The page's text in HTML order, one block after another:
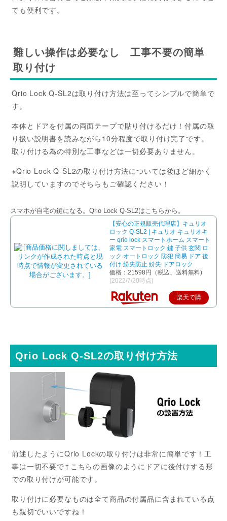
ても便利です。
難しい操作は必要なし 工事不要の簡単
取り付け
Qrio Lock Q-SL2は取り付け方法は至ってシンプルで簡単で
す。
本体とドアを付属の両面テープで貼り付けるだけ！付属の取
り扱い説明書を読みながら10分程度で取り付け完了です。
取り付ける為の特別な工事などは一切必要ありません。
※Qrio Lock Q-SL2の取り付け方法については後ほど細かく
説明していますのでそちらもご確認ください！
スマホが自宅の鍵になる。Qrio Lock Q-SL2はこちらから。
【安心の正規販売代理店】キュリオ
ロック Q-SL2 | キュリオ キュリオキ
ー qrio lock スマートホーム スマート
家電 スマートロック 鍵 子供 玄関 ロ
ック オートロック 防犯 簡易 ドア 後
付け 紛失防止 紛失 ドアロック
価格：21598円（税込、送料無料)
(2022/7/20時点)
楽天で購
Qrio Lock Q-SL2の取り付け方法
前述したようにQrio Lockの取り付けは非常に簡単です！工
事は一切不要で↑こちらの画像のようにドアに後付けする形
での取り付けが可能です。
取り付けに必要なものは全て商品の付属品に含まれている点
も親切でいいですね！